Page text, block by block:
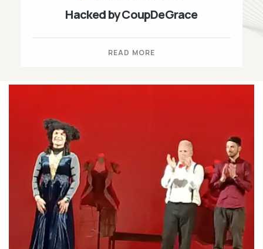
Hacked by CoupDeGrace
READ MORE